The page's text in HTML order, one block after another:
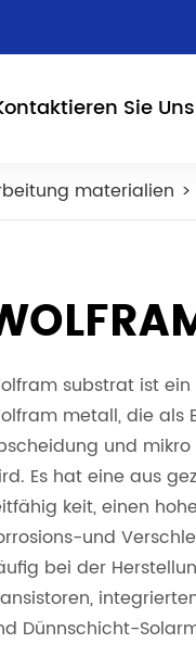
Sie Uns
materialien
substrat ist
metall, die als
und
Es hat eine aus
keit, einen
und
bei der
Dünnschicht-